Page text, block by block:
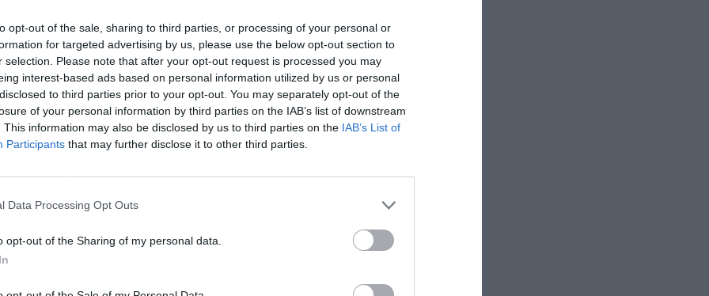
opt-out of the sale, sharing to third parties, or processing of your personal or
for targeted advertising by us, please use the below opt-out section to
selection. Please note that after your opt-out request is processed you may
interest-based ads based on personal information utilized by us or personal
to third parties prior to your opt-out. You may separately opt-out of the
of your personal information by third parties on the IAB’s list of downstream
This information may also be disclosed by us to third parties on the IAB’s List of
Participants that may further disclose it to other third parties.
Data Processing Opt Outs
opt-out of the Sharing of my personal data.
για ακόμη τρεις μήνες το Καθεστώς
καθώς εξακολουθούν να υφίστανται
καθεστώς έκτακτης ανάγκης και στην
ανάγκης λόγω Λειψυδρίας για τη Λέρο.
Ενέργειας, Σταύρος Παπασταύρου υπέγραψε
ΡΑΑΕΥ και του γενικού γραμματέα Αιγαίου